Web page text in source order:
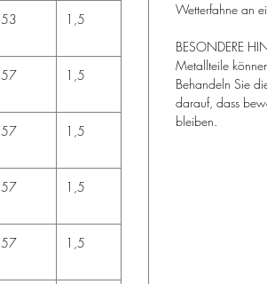
53 1,5
57 1,5
57 1,5
57 1,5
57 1,5
Wetterfahne an
BESONDERE
Metallteile
Behandeln Sie
darauf, dass
bleiben.